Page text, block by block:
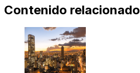
Contenido relacionado